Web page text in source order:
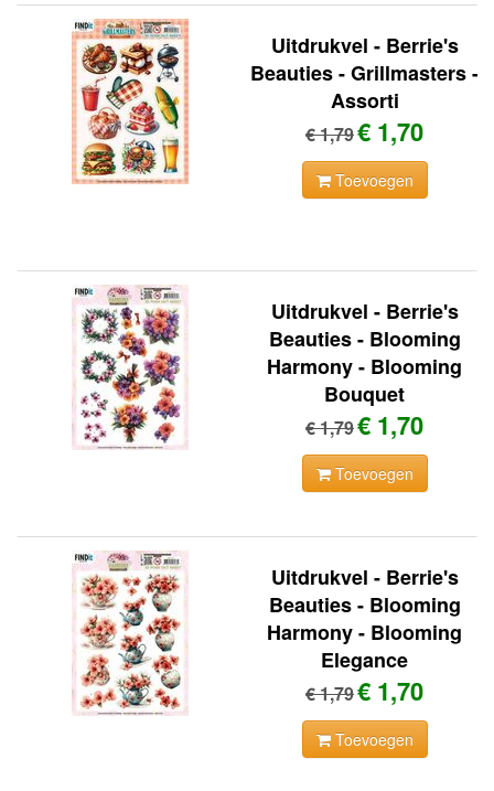
Uitdrukvel - Berrie's
Beauties - Grillmasters -
Assorti
€ 1,79€ 1,70
Toevoegen
Uitdrukvel - Berrie's
Beauties - Blooming
Harmony - Blooming
Bouquet
€ 1,79€ 1,70
Toevoegen
Uitdrukvel - Berrie's
Beauties - Blooming
Harmony - Blooming
Elegance
€ 1,79€ 1,70
Toevoegen